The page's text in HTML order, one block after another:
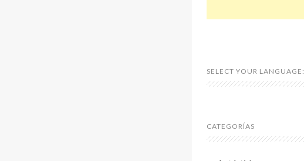
SELECT YOUR LANGUAGE:
CATEGORÍAS